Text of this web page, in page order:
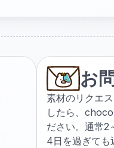
お
素材のリクエ
したら、
ださい。通常2
4日を過ぎても